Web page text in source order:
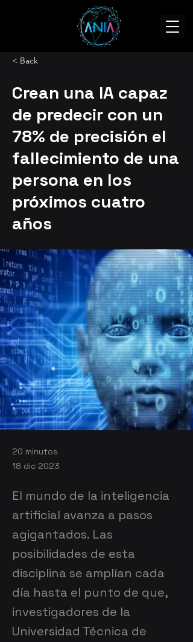
< Back
Crean una IA capaz
de predecir con un
78% de precisión el
fallecimiento de una
persona en los
próximos cuatro
años
20 minutos
18 dic 2023
El mundo de la inteligencia
artificial avanza a pasos
agigantados. Las
posibilidades de esta
disciplina se amplían cada
día hasta el punto de que,
investigadores de la
Universidad Técnica de